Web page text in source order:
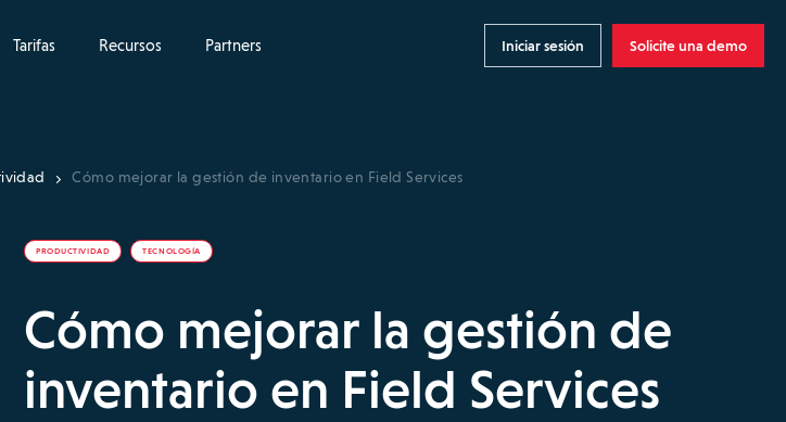
Tarifas Recursos Partners Iniciar sesión Solicite una demo
Cómo mejorar la gestión de inventario en Field Services
PRODUCTIVIDAD TECNOLOGÍA
Cómo mejorar la gestión de
inventario en Field Services